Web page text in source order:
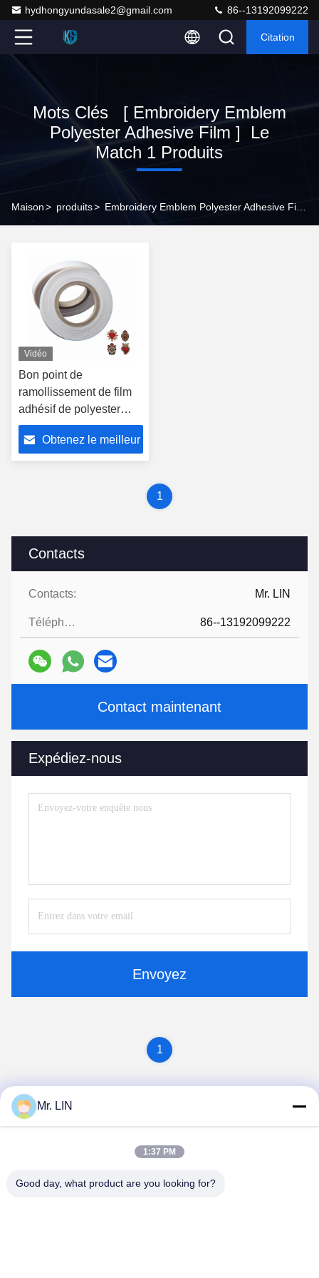
hydhongyundasale2@gmail.com 86--13192099222
Citation
Mots Clés [ Embroidery Emblem
Polyester Adhesive Film ] Le
Match 1 Produits
Maison> produits>
Contacts
Contacts: Mr. LIN
Téléphone: 86--13192099222
Contact maintenant
Expédiez-nous
Envoyez
Vidéo
Bon point de
ramollissement de film
adhésif de polyester
d'extensibilité 100-
110°C pour la broderie
d'emblème
Obtenez le meilleur
1
1
Guangdong Jinhonghai New Material
Mr. LIN
1:37 PM
Good day, what product are you looking for?